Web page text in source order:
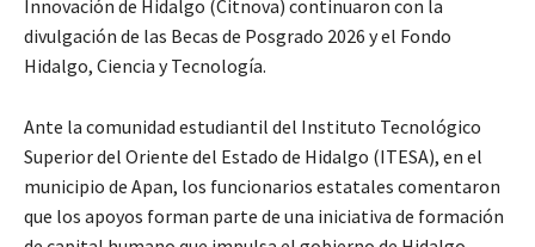
Innovación de Hidalgo (Citnova) continuaron con la
divulgación de las Becas de Posgrado 2026 y el Fondo
Hidalgo, Ciencia y Tecnología.
Ante la comunidad estudiantil del Instituto Tecnológico
Superior del Oriente del Estado de Hidalgo (ITESA), en el
municipio de Apan, los funcionarios estatales comentaron
que los apoyos forman parte de una iniciativa de formación